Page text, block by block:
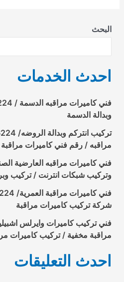
البحث
احدث الخدمات
وبدالة الدسمة
مراقبه / رقم فني كاميرات
وتركيب شبكات انترنت / تركيب
شركة تركيب كاميرات مراقبة
مراقبة مخفية / تركيب كاميرات
احدث التعليقات